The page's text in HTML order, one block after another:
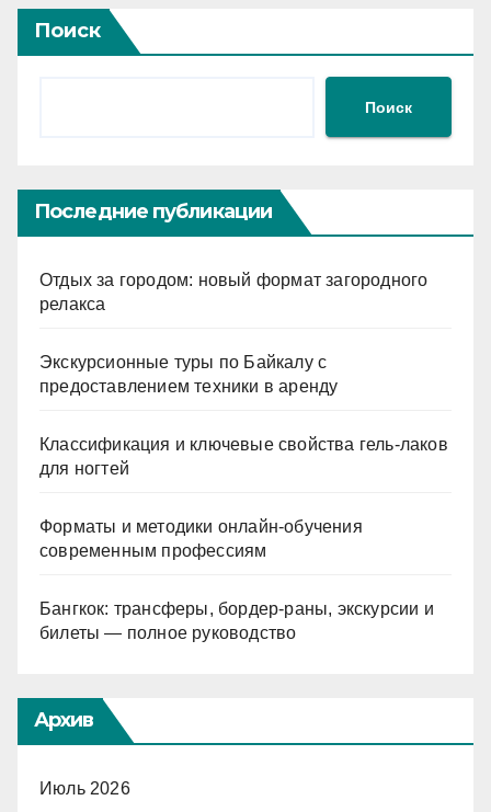
Поиск
Поиск
Последние публикации
Отдых за городом: новый формат загородного
релакса
Экскурсионные туры по Байкалу с
предоставлением техники в аренду
Классификация и ключевые свойства гель-лаков
для ногтей
Форматы и методики онлайн-обучения
современным профессиям
Бангкок: трансферы, бордер-раны, экскурсии и
билеты — полное руководство
Архив
Июль 2026